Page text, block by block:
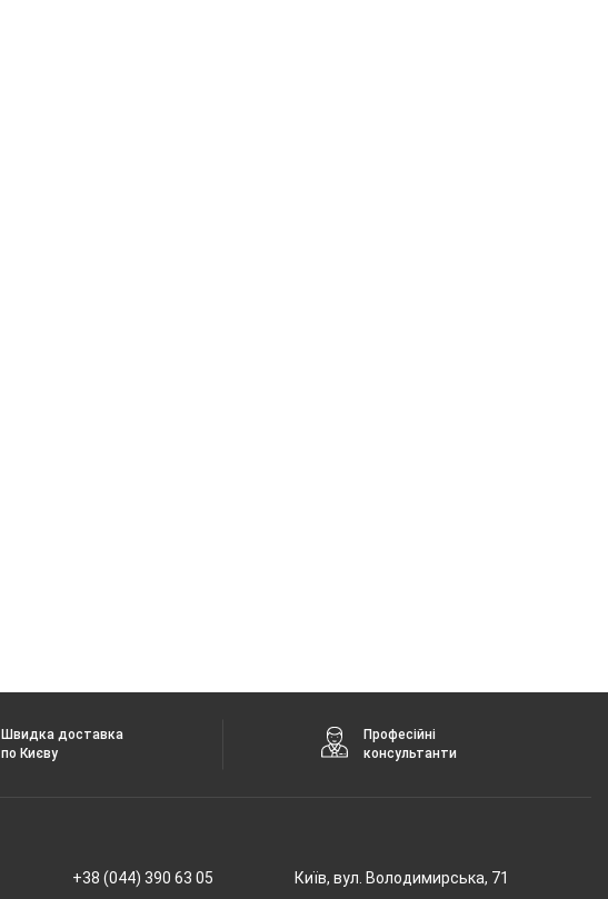
Швидка доставка
по Києву
Професійні
консультанти
+38 (044) 390 63 05 Київ, вул. Володимирська, 71